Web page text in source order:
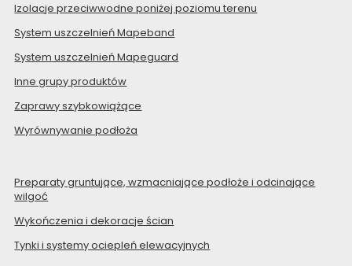
Izolacje przeciwwodne poniżej poziomu terenu
System uszczelnień Mapeband
System uszczelnień Mapeguard
Inne grupy produktów
Zaprawy szybkowiążące
Wyrównywanie podłoża
Preparaty gruntujące, wzmacniające podłoże i odcinające
wilgoć
Wykończenia i dekoracje ścian
Tynki i systemy ociepleń elewacyjnych